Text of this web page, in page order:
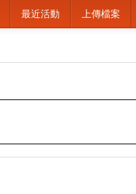
最近活動 上傳檔案